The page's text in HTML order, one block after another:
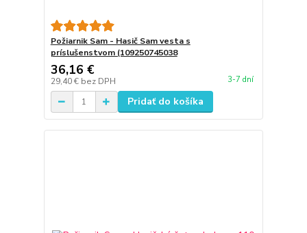
Požiarnik Sam - Hasič Sam vesta s
príslušenstvom (109250745038
36,16 €
29,40 € bez DPH 3-7 dní
Pridať do košíka